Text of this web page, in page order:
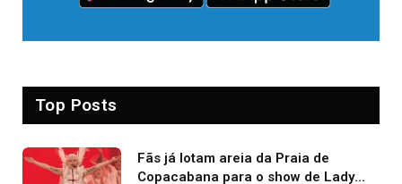
Top Posts
Fãs já lotam areia da Praia de
Copacabana para o show de Lady